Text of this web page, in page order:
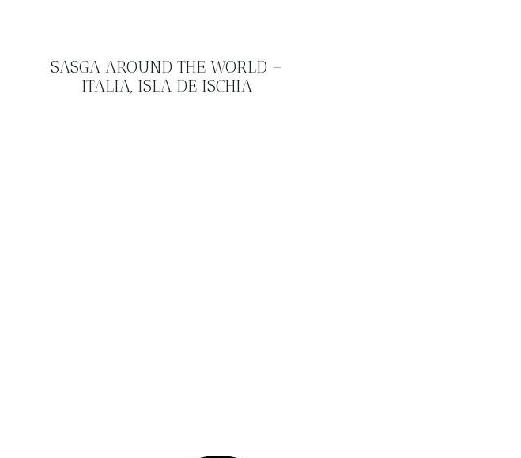
SASGA AROUND THE WORLD –
ITALIA, ISLA DE ISCHIA